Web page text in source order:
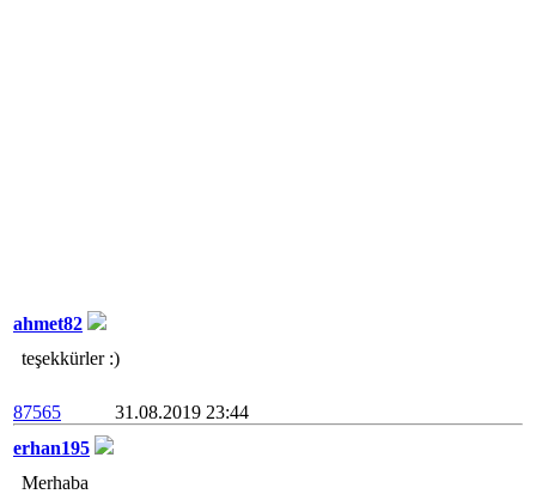
ahmet82
teşekkürler :)
87565
31.08.2019 23:44
erhan195
Merhaba